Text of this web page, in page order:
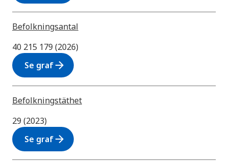
Befolkningsantal
40 215 179 (2026)
Se grafarrow_forward
Befolkningstäthet
29 (2023)
Se grafarrow_forward